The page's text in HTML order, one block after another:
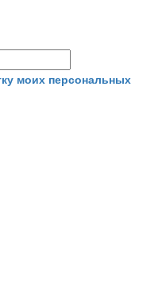
моих персональных